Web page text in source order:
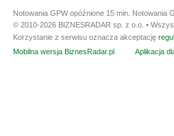
Notowania GPW opóźnione 15 min. Notowania
© 2010-2026 BIZNESRADAR sp. z o.o. •
Korzystanie z serwisu oznacza akceptację
Mobilna wersja BiznesRadar.pl
Aplikacja